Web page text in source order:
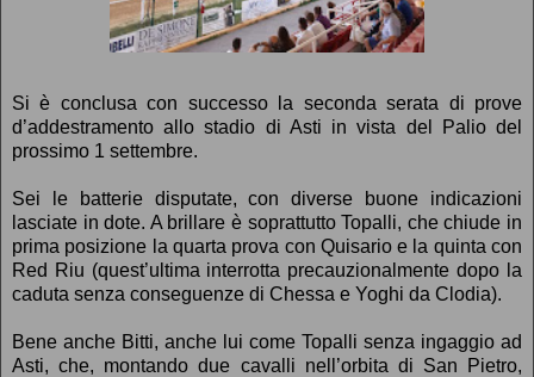
Si è conclusa con successo la seconda serata di prove
d’addestramento allo stadio di Asti in vista del Palio del
prossimo 1 settembre.
Sei le batterie disputate, con diverse buone indicazioni
lasciate in dote. A brillare è soprattutto Topalli, che chiude in
prima posizione la quarta prova con Quisario e la quinta con
Red Riu (quest’ultima interrotta precauzionalmente dopo la
caduta senza conseguenze di Chessa e Yoghi da Clodia).
Bene anche Bitti, anche lui come Topalli senza ingaggio ad
Asti, che, montando due cavalli nell’orbita di San Pietro,